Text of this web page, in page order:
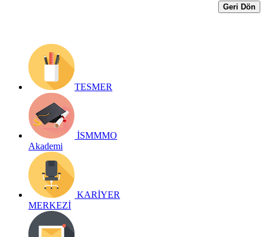
Geri Dön
TESMER
İSMMMO
Akademi
KARİYER
MERKEZİ